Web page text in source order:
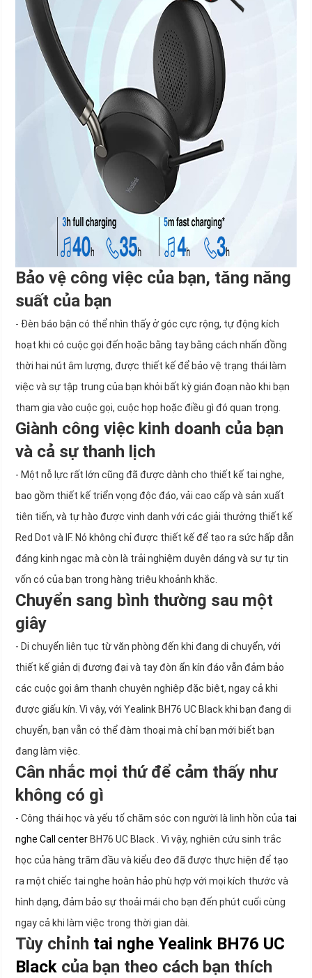
Bảo vệ công việc của bạn, tăng năng
suất của bạn
- Đèn báo bận có thể nhìn thấy ở góc cực rộng, tự động kích
hoạt khi có cuộc gọi đến hoặc bằng tay bằng cách nhấn đồng
thời hai nút âm lượng, được thiết kế để bảo vệ trạng thái làm
việc và sự tập trung của bạn khỏi bất kỳ gián đoạn nào khi bạn
tham gia vào cuộc gọi, cuộc họp hoặc điều gì đó quan trọng.
Giành công việc kinh doanh của bạn
và cả sự thanh lịch
- Một nỗ lực rất lớn cũng đã được dành cho thiết kế tai nghe,
bao gồm thiết kế triển vọng độc đáo, vải cao cấp và sản xuất
tiên tiến, và tự hào được vinh danh với các giải thưởng thiết kế
Red Dot và IF. Nó không chỉ được thiết kế để tạo ra sức hấp dẫn
đáng kinh ngạc mà còn là trải nghiệm duyên dáng và sự tự tin
vốn có của bạn trong hàng triệu khoảnh khắc.
Chuyển sang bình thường sau một
giây
- Di chuyển liên tục từ văn phòng đến khi đang di chuyển, với
thiết kế giản dị đương đại và tay đòn ẩn kín đáo vẫn đảm bảo
các cuộc gọi âm thanh chuyên nghiệp đặc biệt, ngay cả khi
được giấu kín. Vì vậy, với Yealink BH76 UC Black khi bạn đang di
chuyển, bạn vẫn có thể đàm thoại mà chỉ bạn mới biết bạn
đang làm việc.
Cân nhắc mọi thứ để cảm thấy như
không có gì
- Công thái học và yếu tố chăm sóc con người là linh hồn của tai
nghe Call center BH76 UC Black . Vì vậy, nghiên cứu sinh trắc
học của hàng trăm đầu và kiểu đeo đã được thực hiện để tạo
ra một chiếc tai nghe hoàn hảo phù hợp với mọi kích thước và
hình dạng, đảm bảo sự thoải mái cho bạn đến phút cuối cùng
ngay cả khi làm việc trong thời gian dài.
Tùy chỉnh tai nghe Yealink BH76 UC
Black của bạn theo cách bạn thích